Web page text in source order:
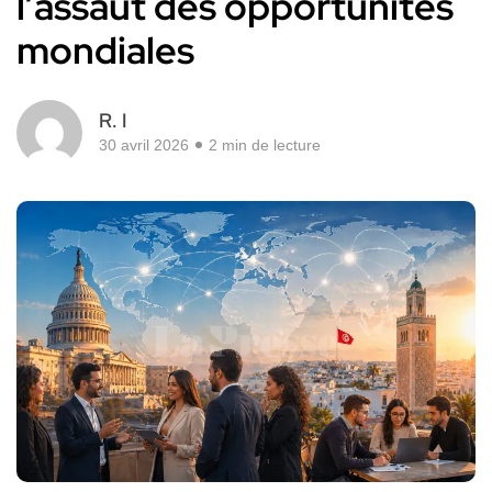
mondiales
R. I
30 avril 2026 2 min de lecture